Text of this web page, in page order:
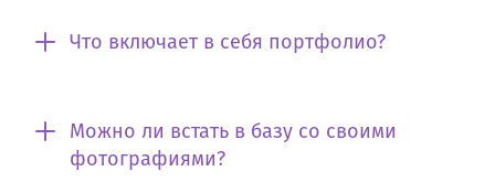
Что включает в себя портфолио?
Можно ли встать в базу со своими
фотографиями?